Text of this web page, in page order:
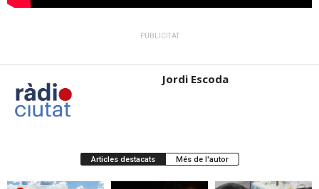
PUBLICITAT
Jordi Escoda
Articles destacats Més de l'autor